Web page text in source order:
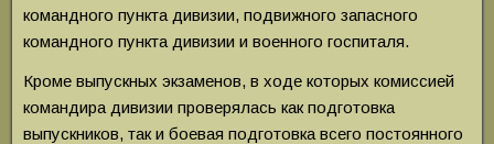
командного пункта дивизии, подвижного запасного
командного пункта дивизии и военного госпиталя.
Кроме выпускных экзаменов, в ходе которых комиссией
командира дивизии проверялась как подготовка
выпускников, так и боевая подготовка всего постоянного